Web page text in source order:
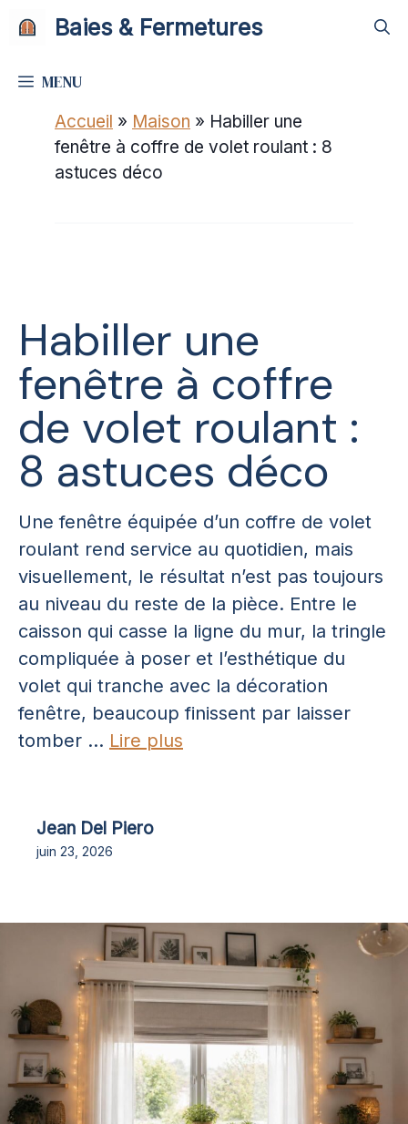
Baies & Fermetures
MENU
Accueil » Maison » Habiller une
fenêtre à coffre de volet roulant : 8
astuces déco
Habiller une
fenêtre à coffre
de volet roulant :
8 astuces déco
Une fenêtre équipée d’un coffre de volet
roulant rend service au quotidien, mais
visuellement, le résultat n’est pas toujours
au niveau du reste de la pièce. Entre le
caisson qui casse la ligne du mur, la tringle
compliquée à poser et l’esthétique du
volet qui tranche avec la décoration
fenêtre, beaucoup finissent par laisser
tomber ... Lire plus
Jean Del Piero
juin 23, 2026